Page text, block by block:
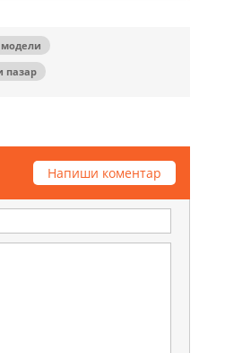
пазар
Напиши коментар